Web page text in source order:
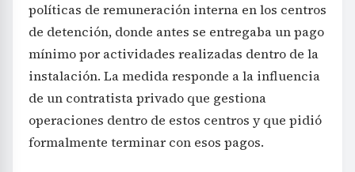
políticas de remuneración interna en los centros
de detención, donde antes se entregaba un pago
mínimo por actividades realizadas dentro de la
instalación. La medida responde a la influencia
de un contratista privado que gestiona
operaciones dentro de estos centros y que pidió
formalmente terminar con esos pagos.